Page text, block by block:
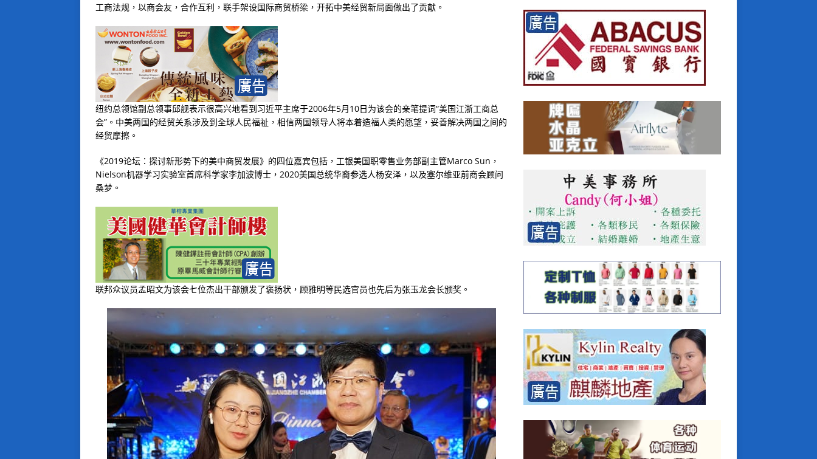
工商法规，以商会友，合作互利，联手架设国际商贸桥梁，开拓中美经贸新局面做出了贡献。
纽约总领馆副总领事邱舰表示很高兴地看到习近平主席于2006年5月10日为该会的亲笔提词“美国江浙工商总
会”。中美两国的经贸关系涉及到全球人民福祉，相信两国领导人将本着造福人类的愿望，妥善解决两国之间的
经贸摩擦。
《2019论坛：探讨新形势下的美中商贸发展》的四位嘉宾包括，工银美国职零售业务部副主管Marco Sun，
Nielson机器学习实验室首席科学家李加波博士，2020美国总统华裔参选人杨安泽，以及塞尔维亚前商会顾问
桑梦。
联邦众议员孟昭文为该会七位杰出干部颁发了褒扬状，顾雅明等民选官员也先后为张玉龙会长颁奖。